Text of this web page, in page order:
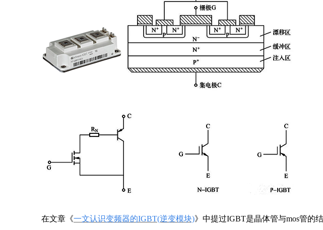
在文章《一文认识变频器的IGBT(逆变模块)》中提过IGBT是晶体管与mos管的